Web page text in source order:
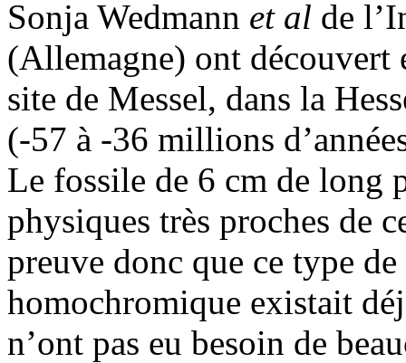
Sonja Wedmann et al de
(Allemagne) ont
site de Messel, dans la
(-57 à -36 millions
Le fossile de 6 cm de long
physiques très proches de
preuve donc que ce type
homochromique existait
n’ont pas eu besoin de